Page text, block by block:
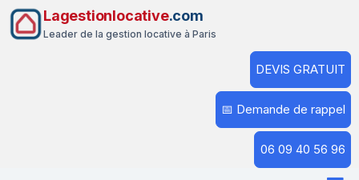
Lagestionlocative.com
Leader de la gestion locative à Paris
DEVIS GRATUIT
📅 Demande de rappel
06 09 40 56 96